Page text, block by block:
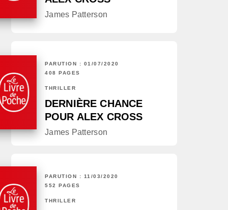
James Patterson
PARUTION : 01/07/2020
408 PAGES
THRILLER
DERNIÈRE CHANCE
POUR ALEX CROSS
James Patterson
PARUTION : 11/03/2020
552 PAGES
THRILLER